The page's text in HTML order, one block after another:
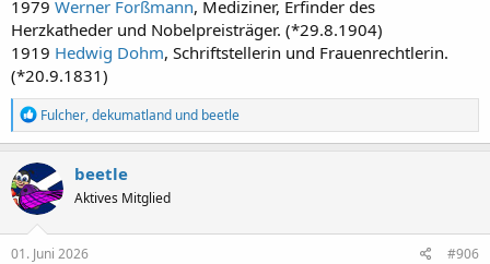
1979 Werner Forßmann, Mediziner, Erfinder des
Herzkatheder und Nobelpreisträger. (*29.8.1904)
1919 Hedwig Dohm, Schriftstellerin und Frauenrechtlerin.
(*20.9.1831)
R
e
a
k
t
i
o
n
e
Fulcher,dekumatland und beetle
beetle
Aktives Mitglied
01. Juni 2026 #906